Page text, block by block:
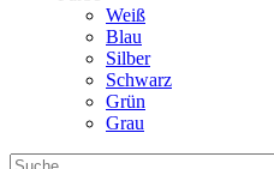
Weiß
Blau
Silber
Schwarz
Grün
Grau